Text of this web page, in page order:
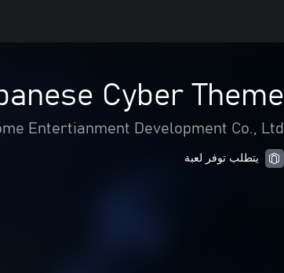
Cyber Theme
Entertianment Development Co., Ltd
يتطلب توفر لعبة